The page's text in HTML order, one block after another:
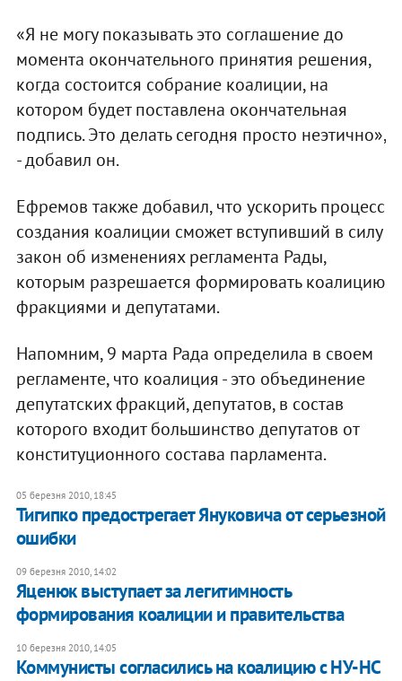
«Я не могу показывать это соглашение до
момента окончательного принятия решения,
когда состоится собрание коалиции, на
котором будет поставлена окончательная
подпись. Это делать сегодня просто неэтично»,
- добавил он.
Ефремов также добавил, что ускорить процесс
создания коалиции сможет вступивший в силу
закон об изменениях регламента Рады,
которым разрешается формировать коалицию
фракциями и депутатами.
Напомним, 9 марта Рада определила в своем
регламенте, что коалиция - это объединение
депутатских фракций, депутатов, в состав
которого входит большинство депутатов от
конституционного состава парламента.
05 березня 2010, 18:45
Тигипко предострегает Януковича от серьезной
ошибки
09 березня 2010, 14:02
Яценюк выступает за легитимность
формирования коалиции и правительства
10 березня 2010, 14:05
Коммунисты согласились на коалицию с НУ-НС